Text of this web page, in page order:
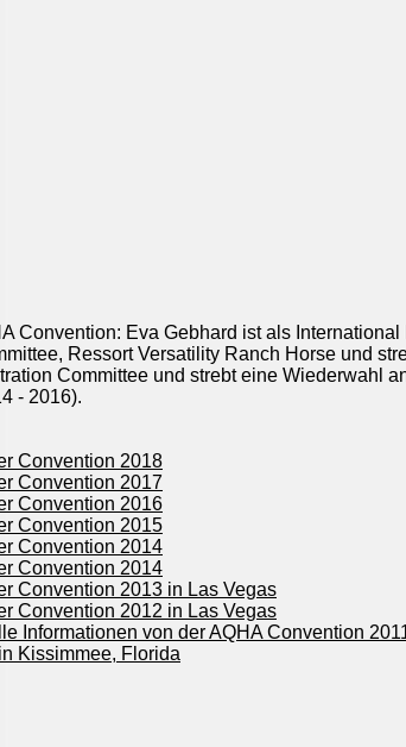
Convention: Eva Gebhard ist als
Ressort Versatility Ranch Horse und
Committee und strebt eine Wiederwahl
- 2016).
Convention 2018
Convention 2017
Convention 2016
Convention 2015
Convention 2014
Convention 2014
Convention 2013 in Las Vegas
Convention 2012 in Las Vegas
Informationen von der AQHA Convention
Kissimmee, Florida